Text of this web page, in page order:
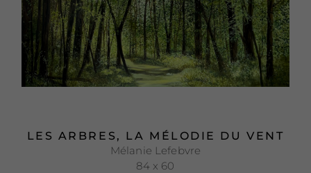
LES ARBRES, LA MÉLODIE DU VENT
Mélanie Lefebvre
84 x 60